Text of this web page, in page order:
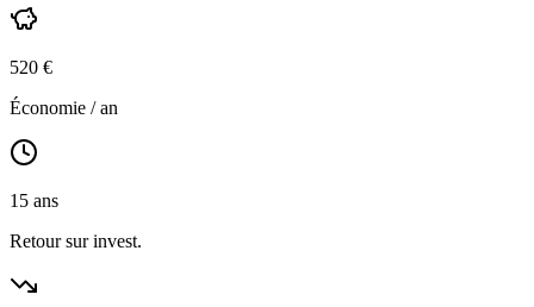
520 €
Économie / an
15 ans
Retour sur invest.